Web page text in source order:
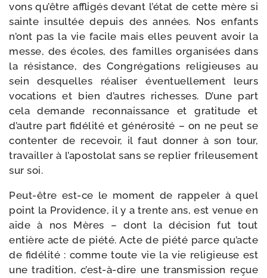
vons qu’être affli­gés devant l’é­tat de cette mère si
sainte insul­tée depuis des années. Nos enfants
n’ont pas la vie facile mais elles peuvent avoir la
messe, des écoles, des familles orga­ni­sées dans
la résis­tance, des Congrégations reli­gieuses au
sein des­quelles réa­li­ser éven­tuel­le­ment leurs
voca­tions et bien d’autres richesses. D’une part
cela demande recon­nais­sance et gra­ti­tude et
d’autre part fidé­li­té et géné­ro­si­té – on ne peut se
conten­ter de rece­voir, il faut don­ner à son tour,
tra­vailler à l’a­pos­to­lat sans se replier fri­leu­se­ment
sur soi.
Peut-​être est-​ce le moment de rap­pe­ler à quel
point la Providence, il y a trente ans, est venue en
aide à nos Mères – dont la déci­sion fut tout
entière acte de pié­té. Acte de pié­té parce qu’acte
de fidé­li­té : comme toute vie la vie reli­gieuse est
une tra­di­tion, c’est-​à-​dire une trans­mis­sion reçue